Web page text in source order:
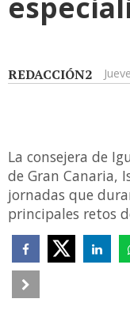
REDACCIÓN2
La consejera de
de Gran Canaria,
jornadas que
principales retos